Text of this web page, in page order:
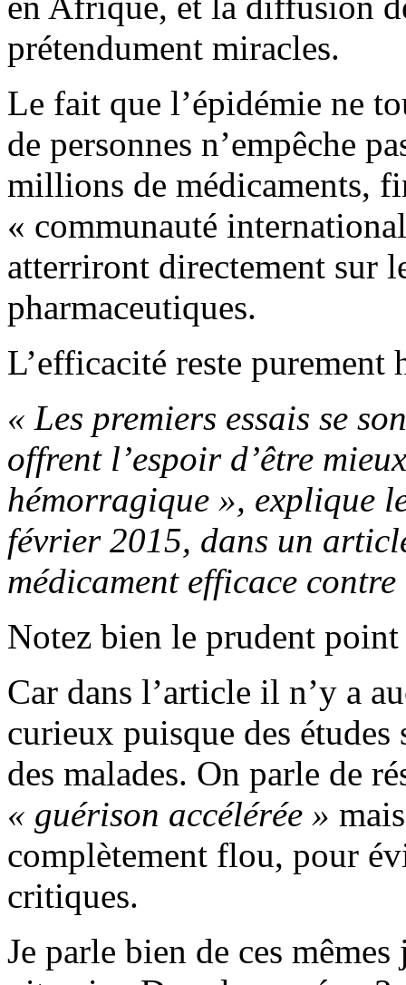
prétendument miracles.
Le fait que l’épidémie ne
de personnes n’empêche
millions de médicaments,
« communauté
atterriront directement sur
pharmaceutiques.
L’efficacité reste purement
« Les premiers essais se
offrent l’espoir d’être
hémorragique », explique
février 2015, dans un
médicament efficace
Notez bien le prudent
Car dans l’article il n’y a
curieux puisque des
des malades. On parle de
« guérison accélérée »
complètement flou, pour
critiques.
Je parle bien de ces